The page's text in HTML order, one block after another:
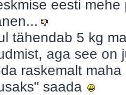
eesti
tähendab 5 kg
aga see on
raskemalt
saada